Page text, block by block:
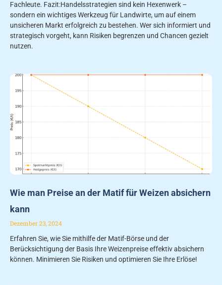
Fachleute. Fazit:Handelsstrategien sind kein Hexenwerk –
sondern ein wichtiges Werkzeug für Landwirte, um auf einem
unsicheren Markt erfolgreich zu bestehen. Wer sich informiert und
strategisch vorgeht, kann Risiken begrenzen und Chancen gezielt
nutzen.
Wie man Preise an der Matif für Weizen absichern
kann
Dezember 23, 2024
Erfahren Sie, wie Sie mithilfe der Matif-Börse und der
Berücksichtigung der Basis Ihre Weizenpreise effektiv absichern
können. Minimieren Sie Risiken und optimieren Sie Ihre Erlöse!